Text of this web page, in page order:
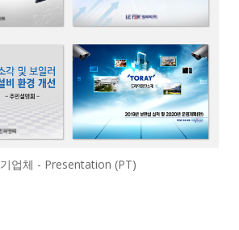
기업체 - Presentation (PT)